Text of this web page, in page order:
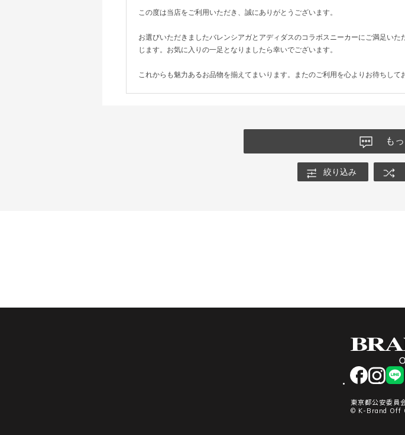
この度は当店をご利用いただき、誠にありがとうございます。
お選びいただきましたバレンシアガとアディダスのコラボスニーカーにご満足い
じます。お気に入りの一足となりましたら幸いでございます。
これからも魅力あるお品物を揃えてまいります。またのご利用を心よりお待ちして
も
絞り込み
facebookinstagram
LINE
東京都公安委
© K-Brand Off